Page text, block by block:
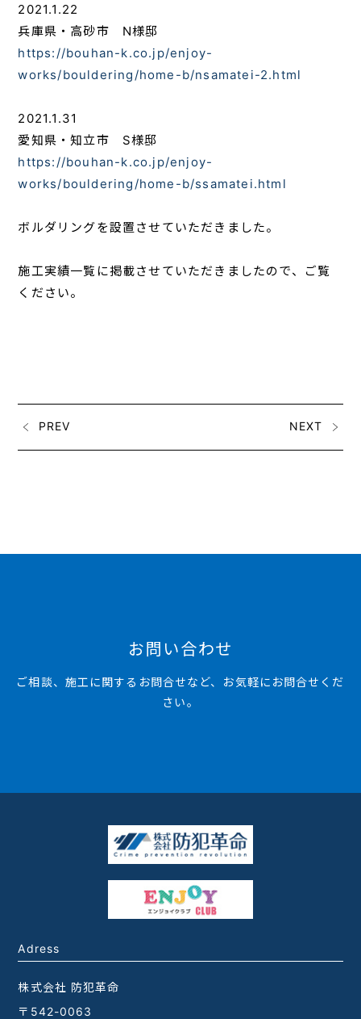
2021.1.22
兵庫県・高砂市 N様邸
https://bouhan-k.co.jp/enjoy-
works/bouldering/home-b/nsamatei-2.html
2021.1.31
愛知県・知立市 S様邸
https://bouhan-k.co.jp/enjoy-
works/bouldering/home-b/ssamatei.html
ボルダリングを設置させていただきました。
施工実績一覧に掲載させていただきましたので、ご覧
ください。
PREV NEXT
お問い合わせ
ご相談、施工に関するお問合せなど、お気軽にお問合せくだ
さい。
Adress
株式会社 防犯革命
〒542-0063